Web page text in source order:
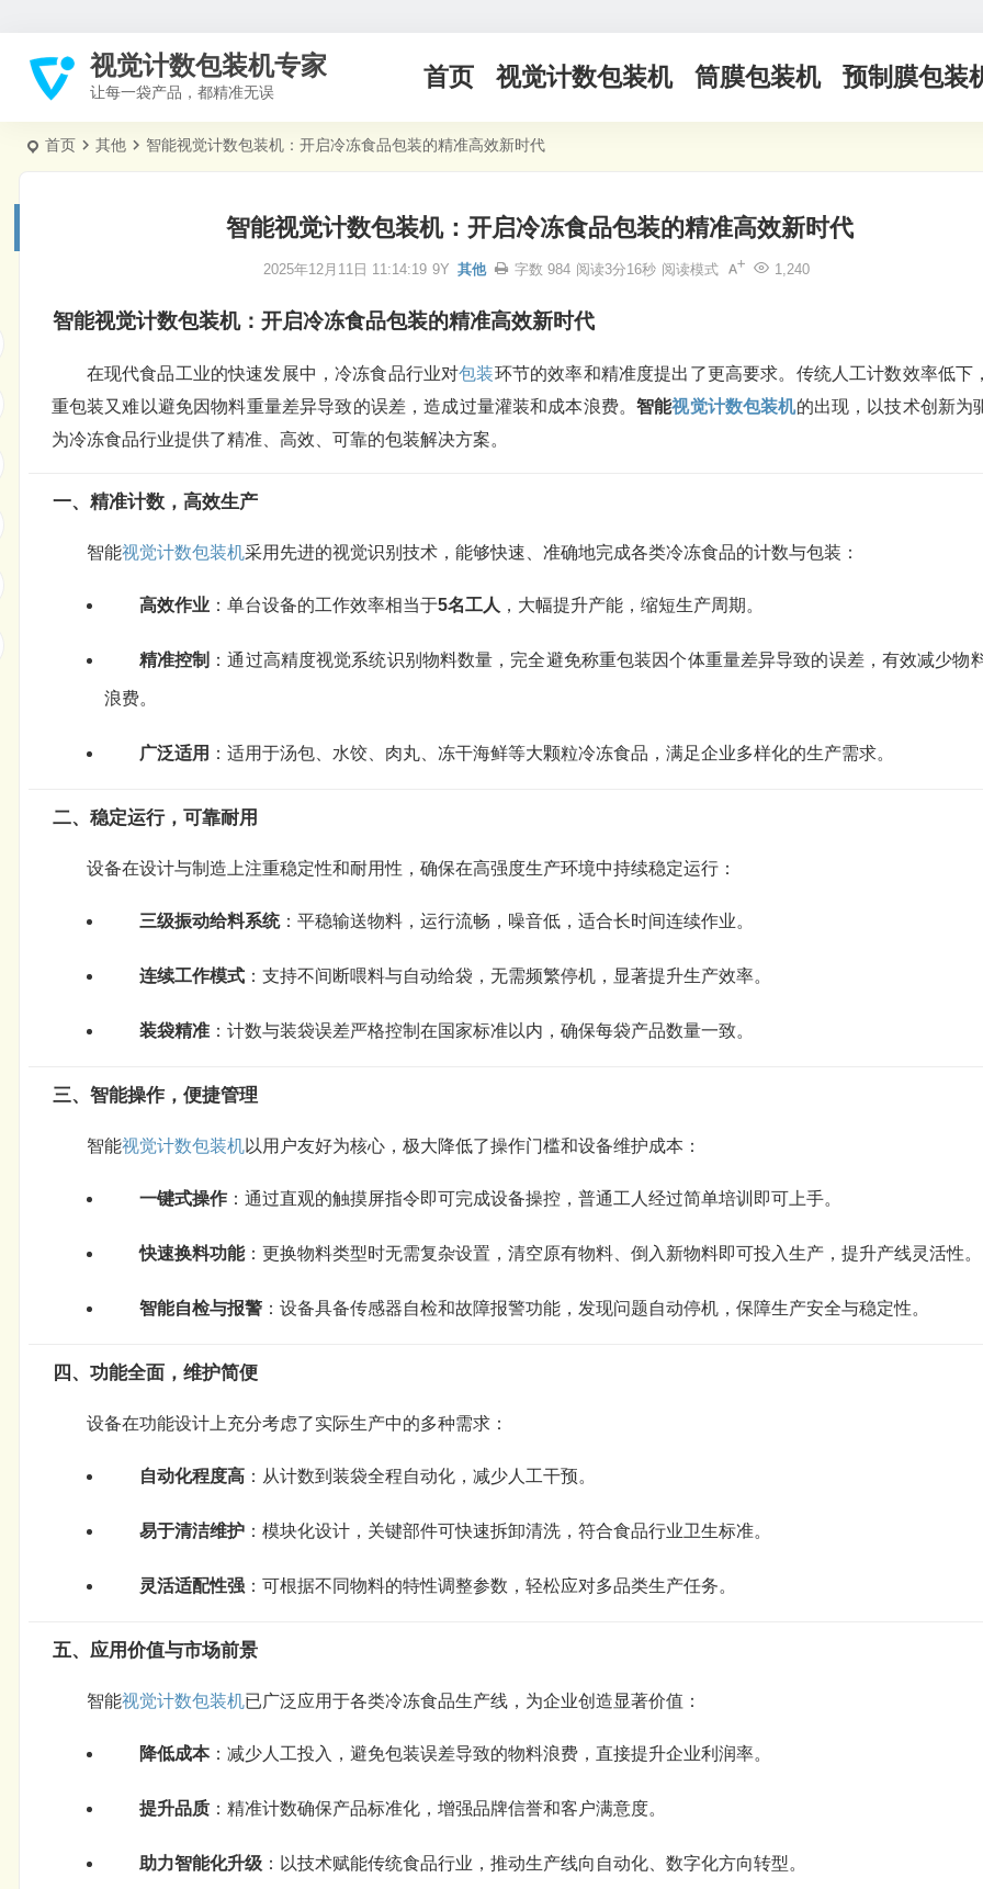
视觉计数包装机专家
让每一袋产品，都精准无误
首页 视觉计数包装机 筒膜包装机 预制膜包装
首页 其他 智能视觉计数包装机：开启冷冻食品包装的精准高效新时代
智能视觉计数包装机：开启冷冻食品包装的精准高效新时代
2025年12月11日 11:14:19 9Y 其他 1,240
字数 984 阅读3分16秒 阅读模式
智能视觉计数包装机：开启冷冻食品包装的精准高效新时代
在现代食品工业的快速发展中，冷冻食品行业对包装环节的效率和精准度提出了更高要求。传统人工计数效率低下
重包装又难以避免因物料重量差异导致的误差，造成过量灌装和成本浪费。智能视觉计数包装机的出现，以技术创新为
为冷冻食品行业提供了精准、高效、可靠的包装解决方案。
一、精准计数，高效生产
智能视觉计数包装机采用先进的视觉识别技术，能够快速、准确地完成各类冷冻食品的计数与包装：
高效作业：单台设备的工作效率相当于5名工人 ，大幅提升产能，缩短生产周期。
精准控制 ：通过高精度视觉系统识别物料数量，完全避免称重包装因个体重量差异导致的误差，有效减少物
浪费。
广泛适用 ：适用于汤包、水饺、肉丸、冻干海鲜等大颗粒冷冻食品，满足企业多样化的生产需求。
二、稳定运行，可靠耐用
设备在设计与制造上注重稳定性和耐用性，确保在高强度生产环境中持续稳定运行：
三级振动给料系统：平稳输送物料，运行流畅，噪音低，适合长时间连续作业。
连续工作模式：支持不间断喂料与自动给袋，无需频繁停机，显著提升生产效率。
装袋精准：计数与装袋误差严格控制在国家标准以内，确保每袋产品数量一致。
三、智能操作，便捷管理
智能视觉计数包装机以用户友好为核心，极大降低了操作门槛和设备维护成本：
一键式操作：通过直观的触摸屏指令即可完成设备操控，普通工人经过简单培训即可上手。
快速换料功能：更换物料类型时无需复杂设置，清空原有物料、倒入新物料即可投入生产，提升产线灵活性。
智能自检与报警：设备具备传感器自检和故障报警功能，发现问题自动停机，保障生产安全与稳定性。
四、功能全面，维护简便
设备在功能设计上充分考虑了实际生产中的多种需求：
自动化程度高：从计数到装袋全程自动化，减少人工干预。
易于清洁维护：模块化设计，关键部件可快速拆卸清洗，符合食品行业卫生标准。
灵活适配性强：可根据不同物料的特性调整参数，轻松应对多品类生产任务。
五、应用价值与市场前景
智能视觉计数包装机已广泛应用于各类冷冻食品生产线，为企业创造显著价值：
降低成本：减少人工投入，避免包装误差导致的物料浪费，直接提升企业利润率。
提升品质：精准计数确保产品标准化，增强品牌信誉和客户满意度。
助力智能化升级：以技术赋能传统食品行业，推动生产线向自动化、数字化方向转型。